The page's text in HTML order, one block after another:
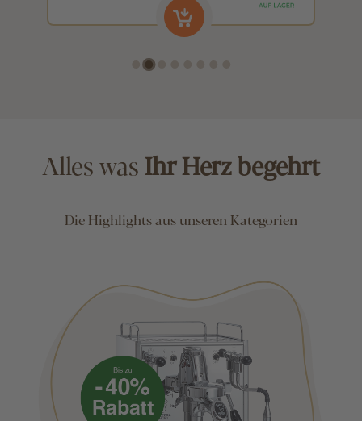
Alles wasIhr Herz begehrt
Die Highlights aus unseren Kategorien